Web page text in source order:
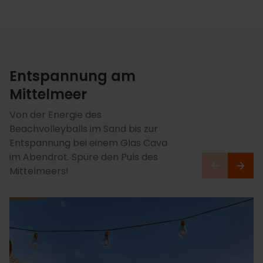
Entspannung am
Mittelmeer
Von der Energie des
Beachvolleyballs im Sand bis zur
Entspannung bei einem Glas Cava
im Abendrot. Spüre den Puls des
Mittelmeers!